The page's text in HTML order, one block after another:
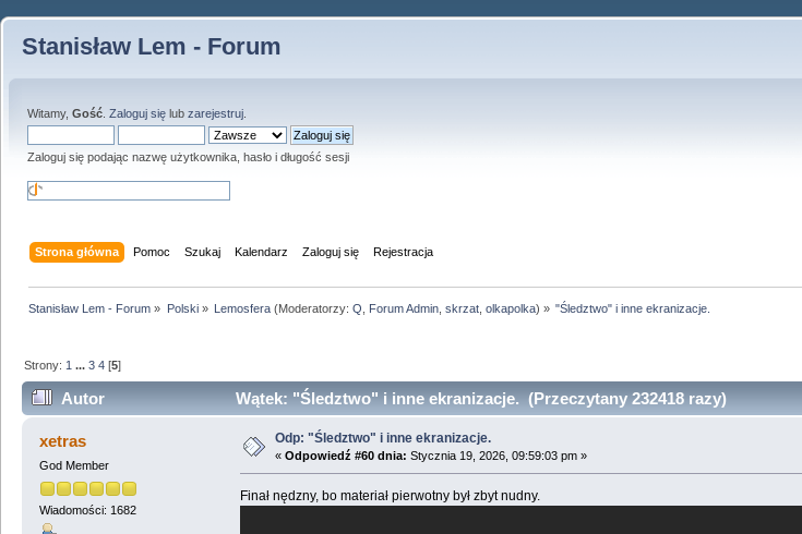
Stanisław Lem - Forum
Witamy, Gość Zaloguj się lub zarejestruj
Zaloguj się podając nazwę użytkownika, hasło i długość sesji
Strona główna Pomoc Szukaj Kalendarz Zaloguj się Rejestracja
Stanisław Lem - Forum » Polski» Lemosfera(Moderatorzy: Q Forum Admin, skrzat, olkapolka) » "Śledztwo" i inne ekranizacje.
Strony: 1 ...3 4 [5]
Autor Wątek: "Śledztwo" i inne ekranizacje. (Przeczytany 232418 razy)
xetras
God Member
Wiadomości: 1682
Odp: "Śledztwo" i inne ekranizacje.
« Odpowiedź #60 dnia: Stycznia 19, 2026, 09:59:03 pm »
Finał nędzny, bo materiał pierwotny był zbyt nudny.